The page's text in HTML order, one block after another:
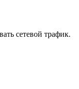
сетевой трафик.